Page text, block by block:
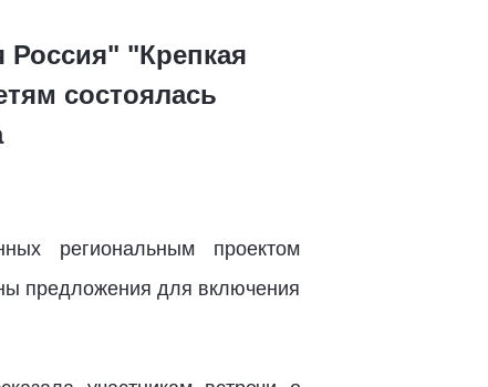
Россия" "Крепкая
состоялась
региональным проектом
предложения для включения